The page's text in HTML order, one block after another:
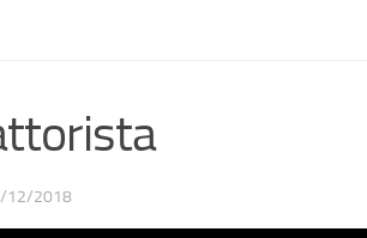
12/2018